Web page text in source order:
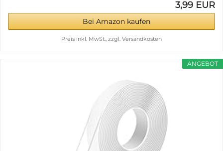
3,99 EUR
Bei Amazon kaufen
Preis inkl. MwSt., zzgl. Versandkosten
ANGEBOT